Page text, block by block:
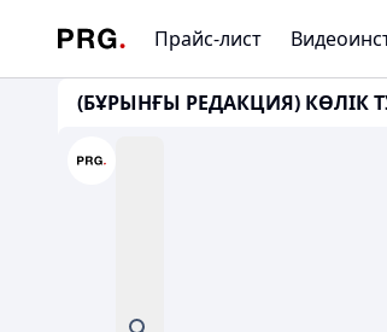
Прайс-лист
(БҰРЫНҒЫ РЕДАКЦИЯ) КӨЛІК